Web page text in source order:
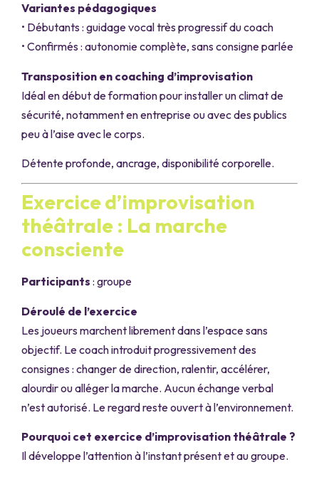
Variantes pédagogiques
• Débutants : guidage vocal très progressif du coach
• Confirmés : autonomie complète, sans consigne parlée
Transposition en coaching d’improvisation
Idéal en début de formation pour installer un climat de
sécurité, notamment en entreprise ou avec des publics
peu à l’aise avec le corps.
Détente profonde, ancrage, disponibilité corporelle.
Exercice d’improvisation
théâtrale : La marche
consciente
Participants : groupe
Déroulé de l’exercice
Les joueurs marchent librement dans l’espace sans
objectif. Le coach introduit progressivement des
consignes : changer de direction, ralentir, accélérer,
alourdir ou alléger la marche. Aucun échange verbal
n’est autorisé. Le regard reste ouvert à l’environnement.
Pourquoi cet exercice d’improvisation théâtrale ?
Il développe l’attention à l’instant présent et au groupe.